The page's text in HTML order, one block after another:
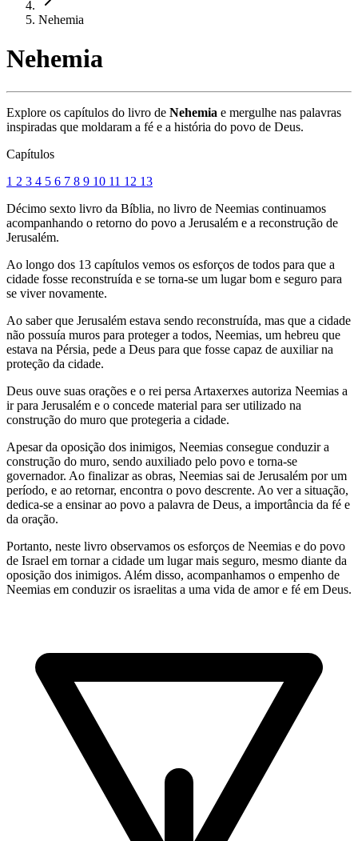
Nehemia
Nehemia
Explore os capítulos do livro de Nehemia e mergulhe nas palavras
inspiradas que moldaram a fé e a história do povo de Deus.
Capítulos
1 2 3 4 5 6 7 8 9 10 11 12 13
Décimo sexto livro da Bíblia, no livro de Neemias continuamos
acompanhando o retorno do povo a Jerusalém e a reconstrução de
Jerusalém.
Ao longo dos 13 capítulos vemos os esforços de todos para que a
cidade fosse reconstruída e se torna-se um lugar bom e seguro para
se viver novamente.
Ao saber que Jerusalém estava sendo reconstruída, mas que a cidade
não possuía muros para proteger a todos, Neemias, um hebreu que
estava na Pérsia, pede a Deus para que fosse capaz de auxiliar na
proteção da cidade.
Deus ouve suas orações e o rei persa Artaxerxes autoriza Neemias a
ir para Jerusalém e o concede material para ser utilizado na
construção do muro que protegeria a cidade.
Apesar da oposição dos inimigos, Neemias consegue conduzir a
construção do muro, sendo auxiliado pelo povo e torna-se
governador. Ao finalizar as obras, Neemias sai de Jerusalém por um
período, e ao retornar, encontra o povo descrente. Ao ver a situação,
dedica-se a ensinar ao povo a palavra de Deus, a importância da fé e
da oração.
Portanto, neste livro observamos os esforços de Neemias e do povo
de Israel em tornar a cidade um lugar mais seguro, mesmo diante da
oposição dos inimigos. Além disso, acompanhamos o empenho de
Neemias em conduzir os israelitas a uma vida de amor e fé em Deus.